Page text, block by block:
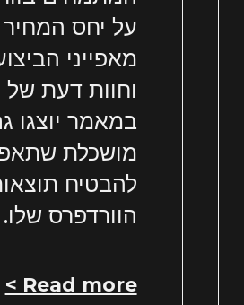
על יחס
מאפייני
וחוות דעת
במאמר יוצגו
מושכלת
להבטיח
הוורדפרס שלו.
Read more >